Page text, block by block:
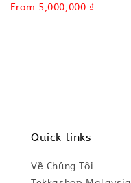
price
Sale
From 5,000,000 ₫
Quick links
Về Chúng Tôi